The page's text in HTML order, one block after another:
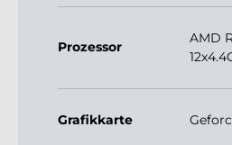
Prozessor
AMD
Grafikkarte